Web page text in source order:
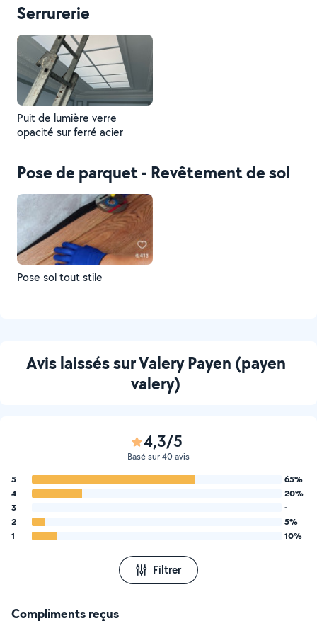
Serrurerie
Puit de lumière verre
opacité sur ferré acier
Pose de parquet - Revêtement de sol
Pose sol tout stile
Avis laissés sur Valery Payen (payen
valery)
4,3/5
Basé sur 40 avis
5
65%
4
20%
3
-
2
5%
1
10%
Filtrer
Compliments reçus